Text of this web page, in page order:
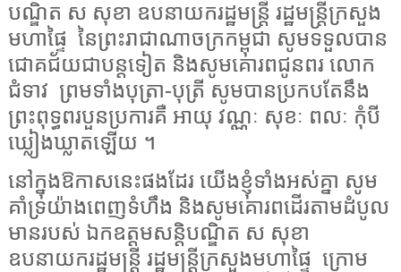
បណ្ឌិត ស សុខា ឧបនាយករដ្ឋមន្ត្រី រដ្ឋមន្ត្រីក្រសួង
មហាផ្ទៃ នៃព្រះរាជាណាចក្រកម្ពុជា សូមទទួលបាន
ជោគជ័យជាបន្តទៀត និងសូមគោរពជូនពរ លោក
ជំទាវ ព្រមទាំងបុត្រា-បុត្រី សូមបានប្រកបតែនឹង
ព្រះពុទ្ធពរបួនប្រការគឺ អាយុ វណ្ណៈ សុខៈ ពលៈ កុំបី
ឃ្លៀងឃ្លាតឡើយ ។
នៅក្នុងឱកាសនេះផងដែរ យើងខ្ញុំទាំងអស់គ្នា សូម
គាំទ្រយ៉ាងពេញទំហឹង និងសូមគោរពដើរតាមដំបូល
មានរបស់ ឯកឧត្តមសន្តិបណ្ឌិត ស សុខា
ឧបនាយករដ្ឋមន្ត្រី រដ្ឋមន្ត្រីក្រសួងមហាផ្ទៃ ក្រោម